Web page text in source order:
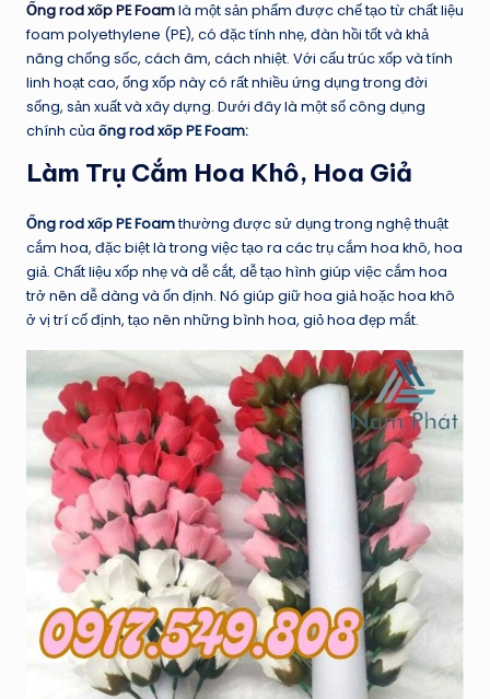
Ống rod xốp PE Foamlà một sản phẩm được chế tạo từ chất liệu
foam polyethylene (PE), có đặc tính nhẹ, đàn hồi tốt và khả
năng chống sốc, cách âm, cách nhiệt. Với cấu trúc xốp và tính
linh hoạt cao, ống xốp này có rất nhiều ứng dụng trong đời
sống, sản xuất và xây dựng. Dưới đây là một số công dụng
chính của ống rod xốp PE Foam:
Làm Trụ Cắm Hoa Khô, Hoa Giả
Ống rod xốp PE Foamthường được sử dụng trong nghệ thuật
cắm hoa, đặc biệt là trong việc tạo ra các trụ cắm hoa khô, hoa
giả. Chất liệu xốp nhẹ và dễ cắt, dễ tạo hình giúp việc cắm hoa
trở nên dễ dàng và ổn định. Nó giúp giữ hoa giả hoặc hoa khô
ở vị trí cố định, tạo nên những bình hoa, giỏ hoa đẹp mắt.